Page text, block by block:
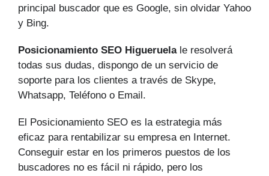
principal buscador que es Google, sin olvidar Yahoo
y Bing.
Posicionamiento SEO Higueruelale resolverá
todas sus dudas, dispongo de un servicio de
soporte para los clientes a través de Skype,
Whatsapp, Teléfono o Email.
El Posicionamiento SEO es la estrategia más
eficaz para rentabilizar su empresa en Internet.
Conseguir estar en los primeros puestos de los
buscadores no es fácil ni rápido, pero los